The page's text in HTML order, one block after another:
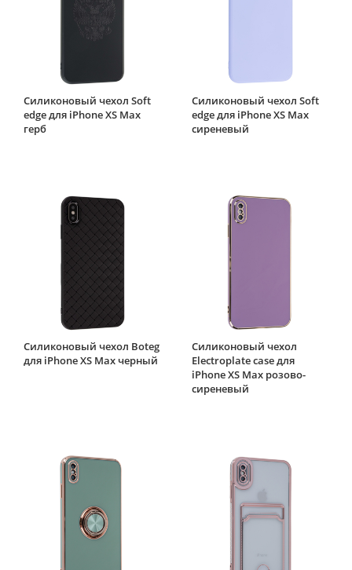
Силиконовый чехол Soft
edge для iPhone XS Max
герб
Силиконовый чехол Soft
edge для iPhone XS Max
сиреневый
Силиконовый чехол Boteg
для iPhone XS Max черный
Силиконовый чехол
Electroplate case для
iPhone XS Max розово-
сиреневый